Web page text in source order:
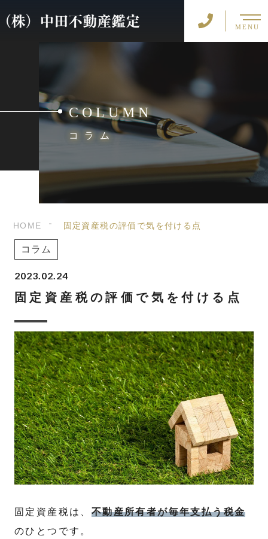
MENU
COLUMN
コラム
HOME 固定資産税の評価で気を付ける点
コラム
2023.02.24
固定資産税の評価で気を付ける点
固定資産税は、 不動産所有者が毎年支払う税金
のひとつです。